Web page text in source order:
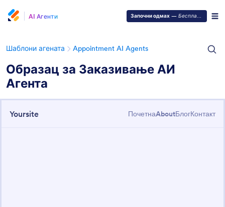
AI Агенти Започни одмах — Бесплатно је!
Шаблони агената Appointment AI Agents
Образац за Заказивање АИ
Агента